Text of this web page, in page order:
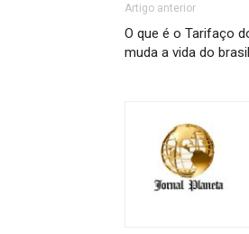
Artigo anterior
O que é o Tarifaço
muda a vida do